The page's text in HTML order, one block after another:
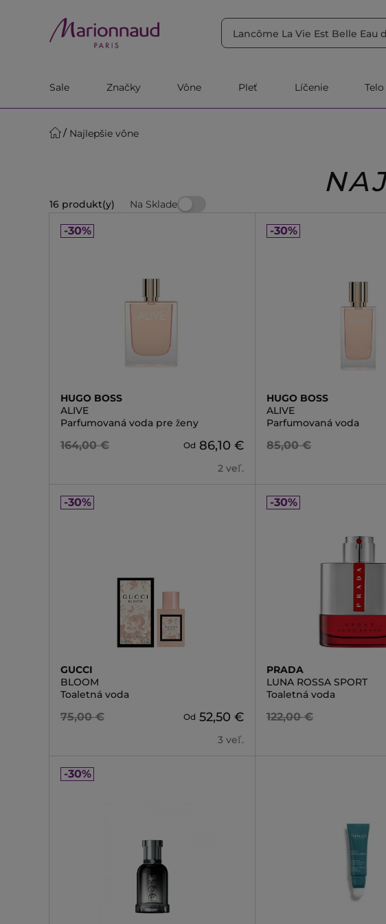
Sale Značky Vône Pleť Líčenie Telo
Najlepšie vône
16 produkt(y) Na Sklade
-30%
HUGO BOSS
ALIVE
Parfumovaná voda pre ženy
164,00 € Od 86,10 €
2 veľ.
-30%
HUGO BOSS
ALIVE
Parfumovaná voda
85,00 €
-30%
GUCCI
BLOOM
Toaletná voda
75,00 € Od 52,50 €
3 veľ.
-30%
PRADA
LUNA ROSSA SPORT
Toaletná voda
122,00 €
-30%